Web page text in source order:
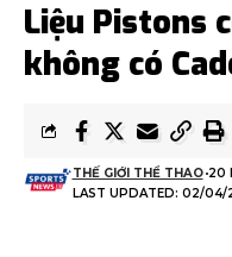
Liệu Pistons
không có
LAST UPDATED: 02/04/
THẾ GIỚI THỂ THAO 20